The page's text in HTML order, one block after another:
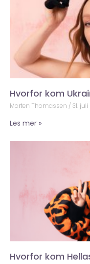
Hvorfor kom
Morten Thomassen 31.
Les mer »
Hvorfor kom